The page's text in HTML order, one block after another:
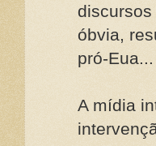
óbvia,
pró-Eua...
A mídia